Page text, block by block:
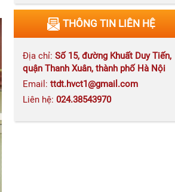
chống tham nhũng, lãng phí,
sạch, vững mạnh trong kỷ
nguyên mới
THÔNG TIN LIÊN HỆ
Địa chỉ:Số 15, đường Khuất Duy Tiến,
quận Thanh Xuân, thành phố Hà Nội
Email:ttdt.hvct1@gmail.com
Liên hệ:024.38543970